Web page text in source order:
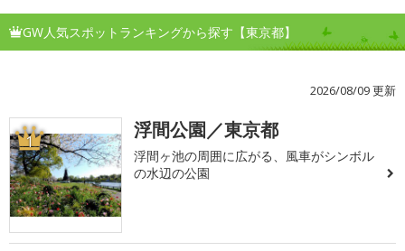
GW人気スポットランキングから探す【東京都】
2026/08/09 更新
1 浮間公園／東京都
浮間ヶ池の周囲に広がる、風車がシンボル
の水辺の公園